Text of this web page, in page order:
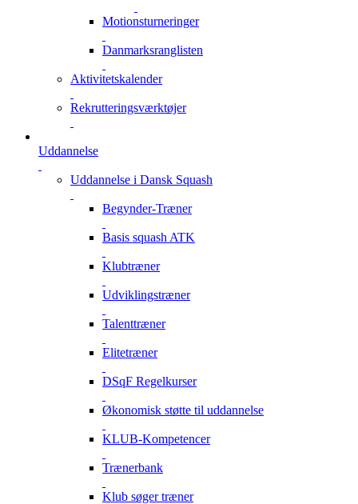
Motionsturneringer
Danmarksranglisten
Aktivitetskalender
Rekrutteringsværktøjer
Uddannelse
Uddannelse i Dansk Squash
Begynder-Træner
Basis squash ATK
Klubtræner
Udviklingstræner
Talenttræner
Elitetræner
DSqF Regelkurser
Økonomisk støtte til uddannelse
KLUB-Kompetencer
Trænerbank
Klub søger træner